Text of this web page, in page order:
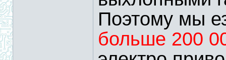
Поэтому мы
больше 200